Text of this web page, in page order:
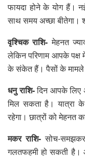
फायदा होने के योग हैं।
साथ समय अच्छा बीतेगा।
वृश्चिक राशि- मेहनत
लेकिन परिणाम आपके
के संकेत हैं। पैसों के मामले
धनु राशि-दिन आपके लिए
मिल सकता है। यात्रा के
रहेगा। छात्रों को मेहनत
मकर राशि-सोच-
गलतफहमी हो सकती है।